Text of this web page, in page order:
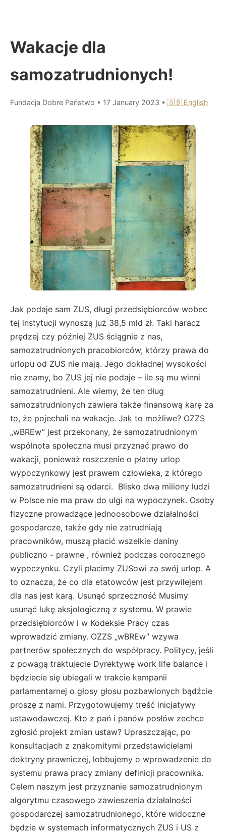
Wakacje dla
samozatrudnionych!
Fundacja Dobre Państwo • 17 January 2023 • 🇬🇧 English
Jak podaje sam ZUS, długi przedsiębiorców wobec
tej instytucji wynoszą już 38,5 mld zł. Taki haracz
prędzej czy później ZUS ściągnie z nas,
samozatrudnionych pracobiorców, którzy prawa do
urlopu od ZUS nie mają. Jego dokładnej wysokości
nie znamy, bo ZUS jej nie podaje – ile są mu winni
samozatrudnieni. Ale wiemy, że ten dług
samozatrudnionych zawiera także finansową karę za
to, że pojechali na wakacje. Jak to możliwe? OZZS
„wBREw” jest przekonany, że samozatrudnionym
wspólnota społeczna musi przyznać prawo do
wakacji, ponieważ roszczenie o płatny urlop
wypoczynkowy jest prawem człowieka, z którego
samozatrudnieni są odarci. Blisko dwa miliony ludzi
w Polsce nie ma praw do ulgi na wypoczynek. Osoby
fizyczne prowadzące jednoosobowe działalności
gospodarcze, także gdy nie zatrudniają
pracowników, muszą płacić wszelkie daniny
publiczno - prawne , również podczas corocznego
wypoczynku. Czyli płacimy ZUSowi za swój urlop. A
to oznacza, że co dla etatowców jest przywilejem
dla nas jest karą. Usunąć sprzeczność Musimy
usunąć lukę aksjologiczną z systemu. W prawie
przedsiębiorców i w Kodeksie Pracy czas
wprowadzić zmiany. OZZS „wBREw” wzywa
partnerów społecznych do współpracy. Politycy, jeśli
z powagą traktujecie Dyrektywę work life balance i
będziecie się ubiegali w trakcie kampanii
parlamentarnej o głosy głosu pozbawionych bądźcie
proszę z nami. Przygotowujemy treść inicjatywy
ustawodawczej. Kto z pań i panów posłów zechce
zgłosić projekt zmian ustaw? Upraszczając, po
konsultacjach z znakomitymi przedstawicielami
doktryny prawniczej, lobbujemy o wprowadzenie do
systemu prawa pracy zmiany definicji pracownika.
Celem naszym jest przyznanie samozatrudnionym
algorytmu czasowego zawieszenia działalności
gospodarczej samozatrudnionego, które widoczne
będzie w systemach informatycznych ZUS i US z